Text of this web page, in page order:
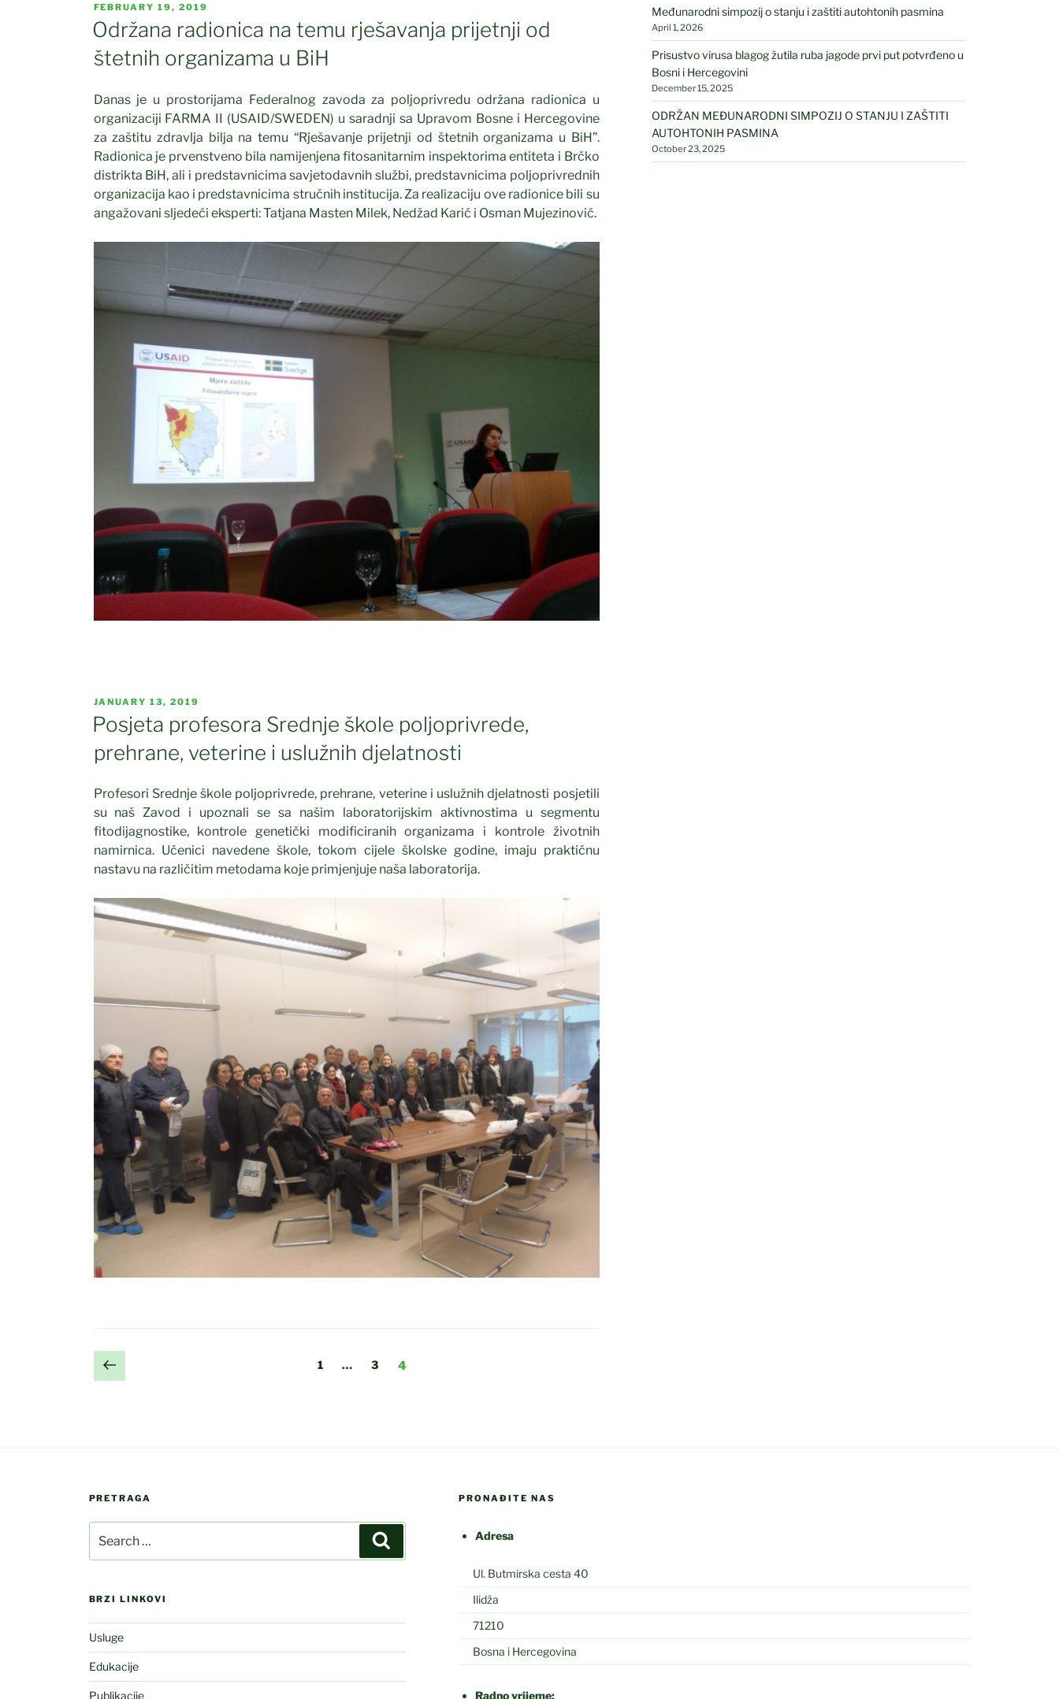
POSTED
ON
FEBRUARY 19, 2019
Održana radionica na temu rješavanja prijetnji od
štetnih organizama u BiH
Danas je u prostorijama Federalnog zavoda za poljoprivredu održana radionica u
organizaciji FARMA II (USAID/SWEDEN) u saradnji sa Upravom Bosne i Hercegovine
za zaštitu zdravlja bilja na temu “Rješavanje prijetnji od štetnih organizama u BiH”.
Radionica je prvenstveno bila namijenjena fitosanitarnim inspektorima entiteta i Brčko
distrikta BiH, ali i predstavnicima savjetodavnih službi, predstavnicima poljoprivrednih
organizacija kao i predstavnicima stručnih institucija. Za realizaciju ove radionice bili su
angažovani sljedeći eksperti: Tatjana Masten Milek, Nedžad Karić i Osman Mujezinović.
POSTED
ON
JANUARY 13, 2019
Posjeta profesora Srednje škole poljoprivrede,
prehrane, veterine i uslužnih djelatnosti
Profesori Srednje škole poljoprivrede, prehrane, veterine i uslužnih djelatnosti posjetili
su naš Zavod i upoznali se sa našim laboratorijskim aktivnostima u segmentu
fitodijagnostike, kontrole genetički modificiranih organizama i kontrole životnih
namirnica. Učenici navedene škole, tokom cijele školske godine, imaju praktičnu
nastavu na različitim metodama koje primjenjuje naša laboratorija.
Posts
Previous
page
Page
1 … Page
3 Page
4
Međunarodni simpozij o stanju i zaštiti autohtonih pasmina
April 1, 2026
Prisustvo virusa blagog žutila ruba jagode prvi put potvrđeno u
Bosni i Hercegovini
December 15, 2025
ODRŽAN MEĐUNARODNI SIMPOZIJ O STANJU I ZAŠTITI
AUTOHTONIH PASMINA
October 23, 2025
PRETRAGA
for:
BRZI LINKOVI
Usluge
Edukacije
Publikacije
PRONAĐITE NAS
Adresa
Ul. Butmirska cesta 40
Ilidža
71210
Bosna i Hercegovina
Radno vrijeme: